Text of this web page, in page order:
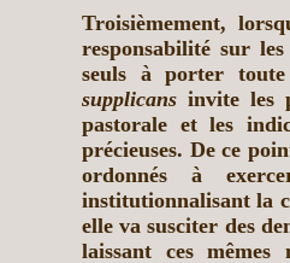
Troisièmement,
responsabilité sur
seuls à porter
supplicans invite les
pastorale et les
précieuses. De ce
ordonnés à
institutionnalisant la
elle va susciter des
laissant ces mêmes